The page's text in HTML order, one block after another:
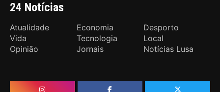
24 Notícias
Atualidade Economia
Desporto
Vida
Tecnologia
Local
Opinião
Jornais Notícias Lusa